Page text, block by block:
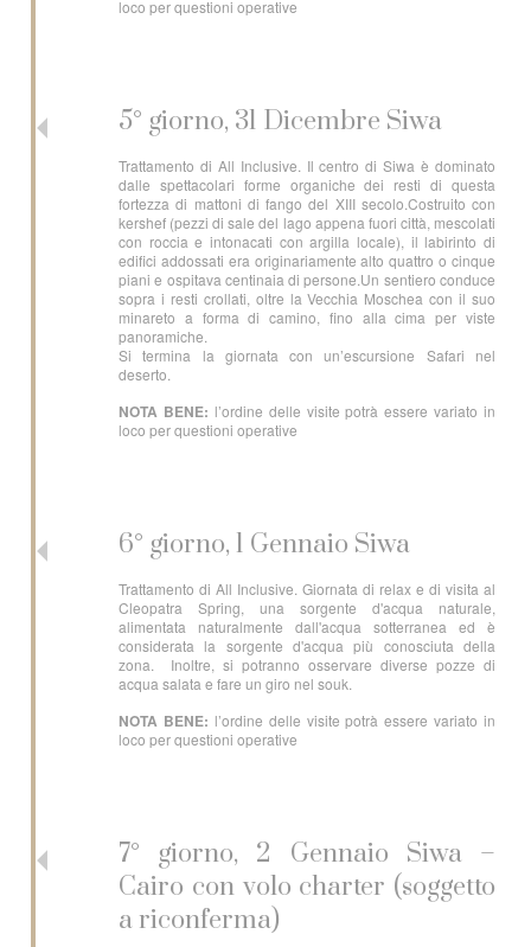
loco per questioni operative
5° giorno, 31 Dicembre Siwa
Trattamento di All Inclusive. Il centro di Siwa è dominato
dalle spettacolari forme organiche dei resti di questa
fortezza di mattoni di fango del XIII secolo.Costruito con
kershef (pezzi di sale del lago appena fuori città, mescolati
con roccia e intonacati con argilla locale), il labirinto di
edifici addossati era originariamente alto quattro o cinque
piani e ospitava centinaia di persone.Un sentiero conduce
sopra i resti crollati, oltre la Vecchia Moschea con il suo
minareto a forma di camino, fino alla cima per viste
panoramiche.
Si termina la giornata con un’escursione Safari nel
deserto.
NOTA BENE: l’ordine delle visite potrà essere variato in
loco per questioni operative
6° giorno, 1 Gennaio Siwa
Trattamento di All Inclusive. Giornata di relax e di visita al
Cleopatra Spring, una sorgente d'acqua naturale,
alimentata naturalmente dall'acqua sotterranea ed è
considerata la sorgente d'acqua più conosciuta della
zona. Inoltre, si potranno osservare diverse pozze di
acqua salata e fare un giro nel souk.
NOTA BENE: l’ordine delle visite potrà essere variato in
loco per questioni operative
7° giorno, 2 Gennaio Siwa –
Cairo con volo charter (soggetto
a riconferma)